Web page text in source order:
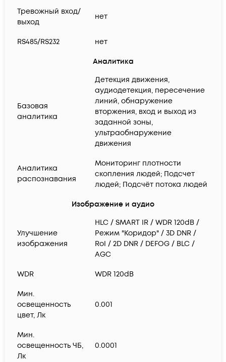
Тревожный вход/
выход
нет
RS485/RS232 нет
Аналитика
Базовая
аналитика
Детекция движения,
аудиодетекция, пересечение
линий, обнаружение
вторжения, вход и выход из
заданной зоны,
ультраобнаружение
движения
Аналитика
распознавания
Мониторинг плотности
скопления людей; Подсчет
людей; Подсчёт потока людей
Изображение и аудио
Улучшение
изображения
HLC / SMART IR / WDR 120dB /
Режим "Коридор" / 3D DNR /
RoI / 2D DNR / DEFOG / BLC /
AGC
WDR WDR 120dB
Мин.
освещенность
цвет, Лк
0.001
Мин.
освещенность ЧБ,
Лк
0.0001